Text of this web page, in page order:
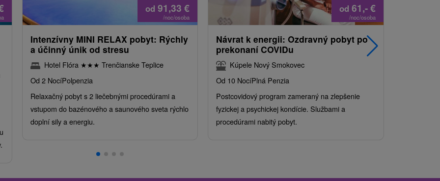
od 91,33€
/noc/osoba
Intenzívny MINI RELAX pobyt: Rýchly
a účinný únik od stresu
Hotel Flóra ★★★ Trenčianske Teplice
Od 2 NocíPolpenzia
Relaxačný pobyt s 2 liečebnými procedúrami a
vstupom do bazénového a saunového sveta rýchlo
doplní sily a energiu.
od 61,-€
/noc/osoba
Návrat k energii: Ozdravný pobyt po
prekonaní COVIDu
Kúpele Nový Smokovec
Od 10 NocíPlná Penzia
Postcovidový program zameraný na zlepšenie
fyzickej a psychickej kondície. Službami a
procedúrami nabitý pobyt.